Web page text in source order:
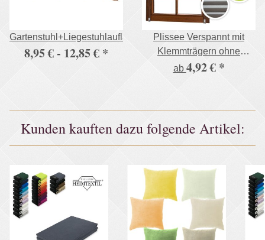
Gartenstuhl+Liegestuhlauflage,500g/m²
8,95 € - 12,85 € *
Plissee Verspannt mit
Klemmträgern ohne
Bohren Faltrollo
ab 4,92 € *
Kunden kauften dazu folgende Artikel: